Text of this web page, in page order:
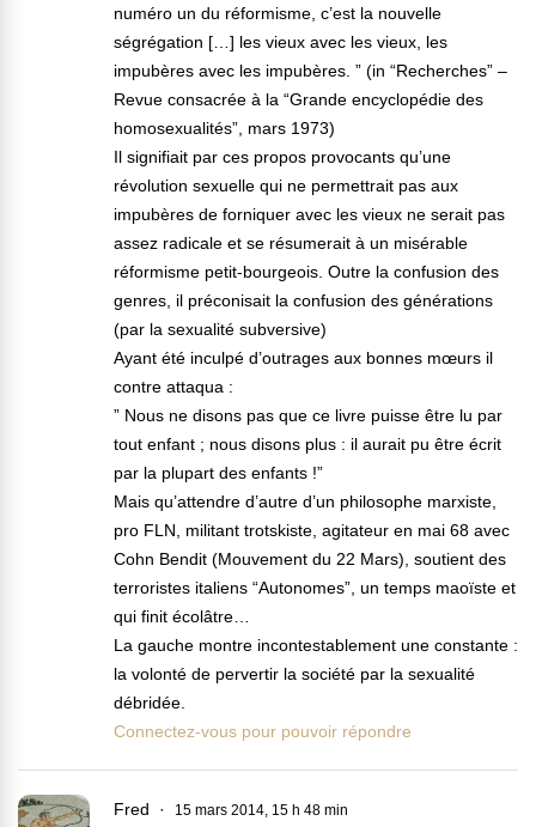
numéro un du réformisme, c’est la nouvelle
ségrégation […] les vieux avec les vieux, les
impubères avec les impubères. ” (in “Recherches” –
Revue consacrée à la “Grande encyclopédie des
homosexualités”, mars 1973)
Il signifiait par ces propos provocants qu’une
révolution sexuelle qui ne permettrait pas aux
impubères de forniquer avec les vieux ne serait pas
assez radicale et se résumerait à un misérable
réformisme petit-bourgeois. Outre la confusion des
genres, il préconisait la confusion des générations
(par la sexualité subversive)
Ayant été inculpé d’outrages aux bonnes mœurs il
contre attaqua :
” Nous ne disons pas que ce livre puisse être lu par
tout enfant ; nous disons plus : il aurait pu être écrit
par la plupart des enfants !”
Mais qu’attendre d’autre d’un philosophe marxiste,
pro FLN, militant trotskiste, agitateur en mai 68 avec
Cohn Bendit (Mouvement du 22 Mars), soutient des
terroristes italiens “Autonomes”, un temps maoïste et
qui finit écolâtre…
La gauche montre incontestablement une constante :
la volonté de pervertir la société par la sexualité
débridée.
Connectez-vous pour pouvoir répondre
Fred 15 mars 2014, 15 h 48 min